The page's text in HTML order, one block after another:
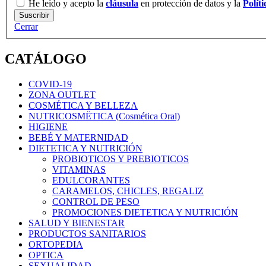
He leído y acepto la cláusula en protección de datos y la
Cerrar
CATÁLOGO
COVID-19
ZONA OUTLET
COSMÉTICA Y BELLEZA
NUTRICOSMËTICA (Cosmética Oral)
HIGIENE
BEBÉ Y MATERNIDAD
DIETETICA Y NUTRICIÓN
PROBIOTICOS Y PREBIOTICOS
VITAMINAS
EDULCORANTES
CARAMELOS, CHICLES, REGALIZ
CONTROL DE PESO
PROMOCIONES DIETETICA Y NUTRICIÓN
SALUD Y BIENESTAR
PRODUCTOS SANITARIOS
ORTOPEDIA
OPTICA